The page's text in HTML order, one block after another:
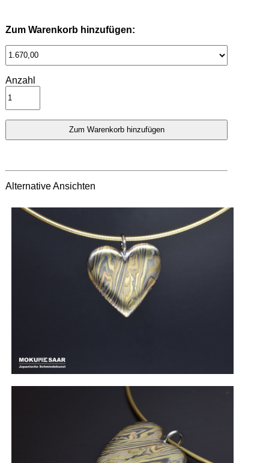
Zum Warenkorb hinzufügen:
Anzahl
Alternative Ansichten